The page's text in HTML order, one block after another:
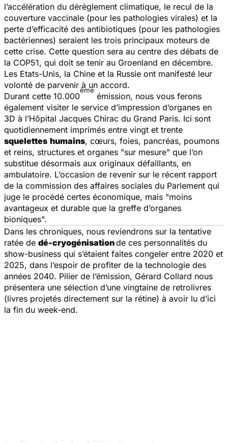
l’accélération du dérèglement climatique, le recul de la
couverture vaccinale (pour les pathologies virales) et la
perte d’efficacité des antibiotiques (pour les pathologies
bactériennes) seraient les trois principaux moteurs de
cette crise. Cette question sera au centre des débats de
la COP51, qui doit se tenir au Groenland en décembre.
Les Etats-Unis, la Chine et la Russie ont manifesté leur
volonté de parvenir à un accord.
Durant cette 10.000
ème
émission, nous vous ferons
également visiter le service d’impression d’organes en
3D à l’Hôpital Jacques Chirac du Grand Paris. Ici sont
quotidiennement imprimés entre vingt et trente
squelettes humains, cœurs, foies, pancréas, poumons
et reins, structures et organes "sur mesure" que l’on
substitue désormais aux originaux défaillants, en
ambulatoire. L’occasion de revenir sur le récent rapport
de la commission des affaires sociales du Parlement qui
juge le procédé certes économique, mais "moins
avantageux et durable que la greffe d’organes
bioniques".
Dans les chroniques, nous reviendrons sur la tentative
ratée de dé-cryogénisationde ces personnalités du
show-business qui s’étaient faites congeler entre 2020 et
2025, dans l’espoir de profiter de la technologie des
années 2040. Pilier de l’émission, Gérard Collard nous
présentera une sélection d’une vingtaine de retrolivres
(livres projetés directement sur la rétine) à avoir lu d’ici
la fin du week-end.